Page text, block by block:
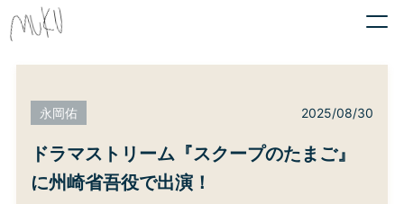
永岡佑 2025/08/30
ドラマストリーム『スクープのたまご』
に州崎省吾役で出演！